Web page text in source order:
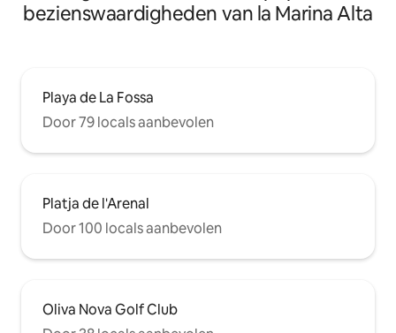
bezienswaardigheden van la Marina Alta
Playa de La Fossa
Door 79 locals aanbevolen
Platja de l'Arenal
Door 100 locals aanbevolen
Oliva Nova Golf Club